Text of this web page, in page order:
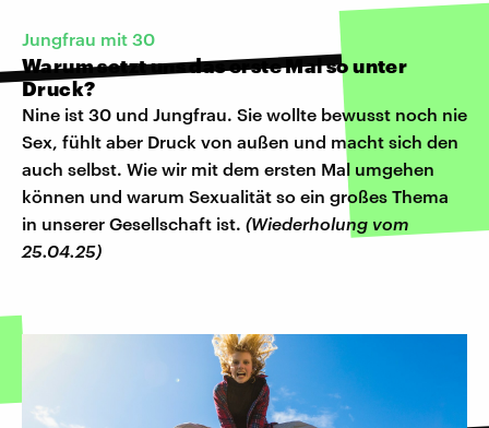
Jungfrau mit 30
Warum setzt uns das erste Mal so unter
Druck?
Nine ist 30 und Jungfrau. Sie wollte bewusst noch nie
Sex, fühlt aber Druck von außen und macht sich den
auch selbst. Wie wir mit dem ersten Mal umgehen
können und warum Sexualität so ein großes Thema
in unserer Gesellschaft ist. (Wiederholung vom
25.04.25)